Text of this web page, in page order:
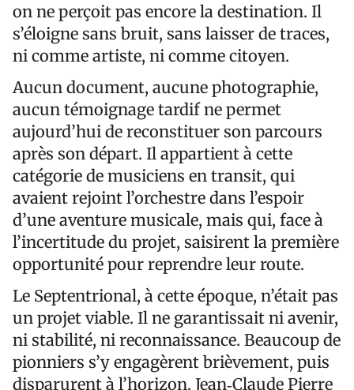
on ne perçoit pas encore la destination. Il
s’éloigne sans bruit, sans laisser de traces,
ni comme artiste, ni comme citoyen.
Aucun document, aucune photographie,
aucun témoignage tardif ne permet
aujourd’hui de reconstituer son parcours
après son départ. Il appartient à cette
catégorie de musiciens en transit, qui
avaient rejoint l’orchestre dans l’espoir
d’une aventure musicale, mais qui, face à
l’incertitude du projet, saisirent la première
opportunité pour reprendre leur route.
Le Septentrional, à cette époque, n’était pas
un projet viable. Il ne garantissait ni avenir,
ni stabilité, ni reconnaissance. Beaucoup de
pionniers s’y engagèrent brièvement, puis
disparurent à l’horizon. Jean‑Claude Pierre